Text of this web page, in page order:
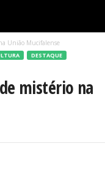
União Mucifalense
DESTAQUE
mistério na